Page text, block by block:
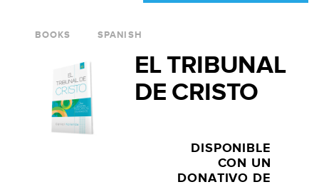
BOOKS SPANISH
EL TRIBUNAL
DE CRISTO
DISPONIBLE
CON UN
DONATIVO DE